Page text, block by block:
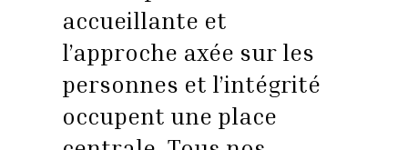
accueillante et
l’approche axée sur les
personnes et l’intégrité
occupent une place